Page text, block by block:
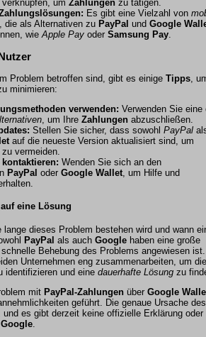
um Zahlungen zu tätigen.
Es gibt eine Vielzahl von
, die als Alternativen zu PayPal und Google
wie Apple Pay oder Samsung Pay
Problem betroffen sind, gibt es einige Tipps ,
minimieren:
verwenden: Verwenden Sie eine
, um Ihre Zahlungen abzuschließen.
Stellen Sie sicher, dass sowohl PayPal
auf die neueste Version aktualisiert sind, um
zu vermeiden.
Wenden Sie sich an den
PayPal oder Google Wallet , um Hilfe und
eine Lösung
dieses Problem bestehen wird und wann
PayPal als auch Google haben eine große
Behebung des Problems angewiesen
Unternehmen eng zusammenarbeiten, um die
identifizieren und eine dauerhafte Lösung zu
mit PayPal-Zahlungen über Google
geführt. Die genaue Ursache des
es gibt derzeit keine offizielle Erklärung oder
Google